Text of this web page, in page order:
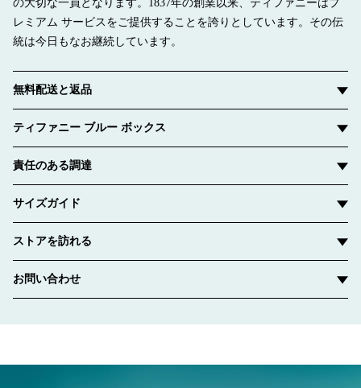
の大切な一員となります。1837年の創業以来、ティファニーはプ
レミアム サービスをご提供することを誇りとしています。その伝
統は今日もなお継続しています。
無料配送と返品
ティファニー ブルー ボックス
責任のある調達
サイズガイド
ストアを訪れる
お問い合わせ